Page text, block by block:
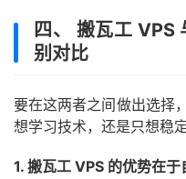
四、 搬瓦工
别对比
要在这两者之间做出选择
想学习技术，还是只想稳
1. 搬瓦工 VPS 的优势在于